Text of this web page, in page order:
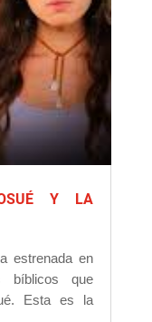
Y LA
estrenada en
bíblicos que
Esta es la